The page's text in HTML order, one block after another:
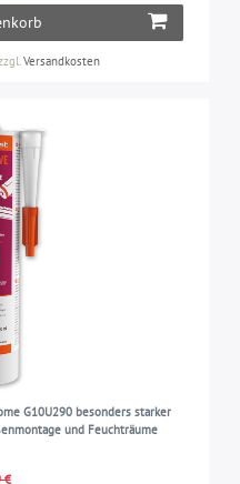
Versandkosten
G10U290 besonders starker
und Feuchträume
€